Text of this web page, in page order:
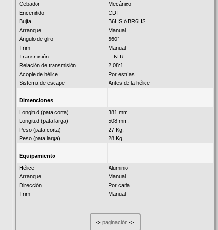
Cebador
Mecánico
Encendido
CDI
Bujía
B6HS ó BR6HS
Arranque
Manual
Ángulo de giro
360°
Trim
Manual
Transmisión
F-N-R
Relación de transmisión
2,08:1
Acople de hélice
Por estrías
Sistema de escape
Antes de la hélice
Dimenciones
Longitud (pata corta)
381 mm.
Longitud (pata larga)
508 mm.
Peso (pata corta)
27 Kg.
Peso (pata larga)
28 Kg.
Equipamiento
Hélice
Aluminio
Arranque
Manual
Dirección
Por caña
Trim
Manual
<-paginación ->